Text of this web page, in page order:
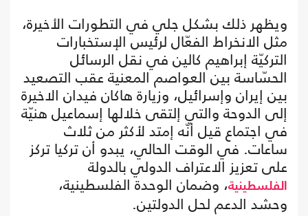
ويظهر ذلك بشكل جلي في التطورات الأخيرة،
مثل الانخراط الفعّال لرئيس الإستخبارات
التركيّة إبراهيم كالين في نقل الرسائل
الحسّاسة بين العواصم المعنية عقب التصعيد
بين إيران وإسرائيل، وزيارة هاكان فيدان الاخيرة
إلى الدوحة والتي إلتقى خلالها إسماعيل هنيّة
في اجتماع قيل أنّه إمتد لأكثر من ثلاث
ساعات. في الوقت الحالي، يبدو أن تركيا تركز
على تعزيز الاعتراف الدولي بالدولة
الفلسطينية، وضمان الوحدة الفلسطينية،
وحشد الدعم لحل الدولتين.